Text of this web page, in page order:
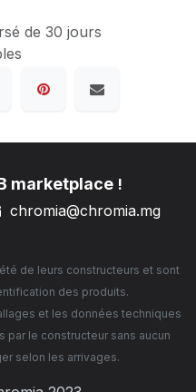
de 30 jours
marketplace !
chromia@chromia.mg
de leurs constructeurs et sont
des produits.
et les données techniques
le constructeur sans aucun
selon les arrivages.